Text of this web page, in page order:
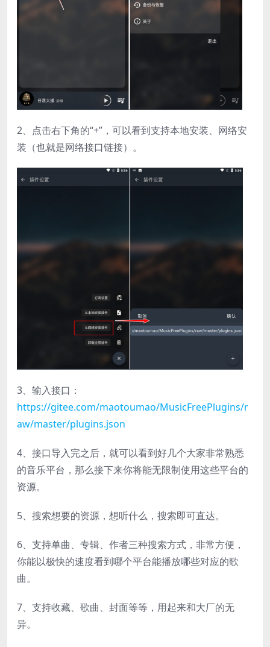
2、点击右下角的“+”，可以看到支持本地安装、网络安
装（也就是网络接口链接）。
3、输入接口：
https://gitee.com/maotoumao/MusicFreePlugins/r
aw/master/plugins.json
4、接口导入完之后，就可以看到好几个大家非常熟悉
的音乐平台，那么接下来你将能无限制使用这些平台的
资源。
5、搜索想要的资源，想听什么，搜索即可直达。
6、支持单曲、专辑、作者三种搜索方式，非常方便，
你能以极快的速度看到哪个平台能播放哪些对应的歌
曲。
7、支持收藏、歌曲、封面等等，用起来和大厂的无
异。